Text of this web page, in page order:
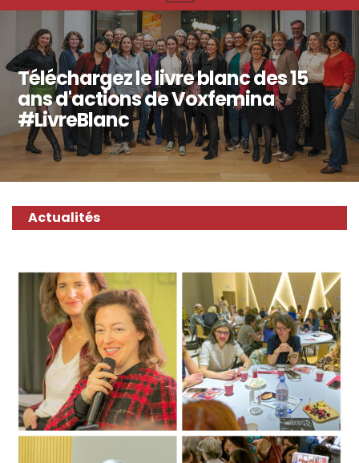
Téléchargez le livre blanc des 15
ans d'actions de Voxfemina
#LivreBlanc
Actualités